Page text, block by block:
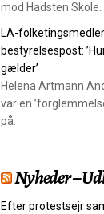
mod Hadsten Skole.
LA-
bestyrelsespost:
gælder’
Helena Artmann
var en
på.
Nyheder –
Efter protestsejr